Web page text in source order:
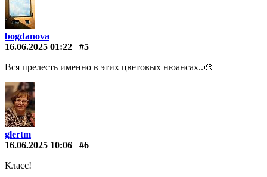
bogdanova
16.06.2025 01:22
#5
Вся прелесть именно в этих цветовых нюансах..🎨
glertm
16.06.2025 10:06
#6
Класс!